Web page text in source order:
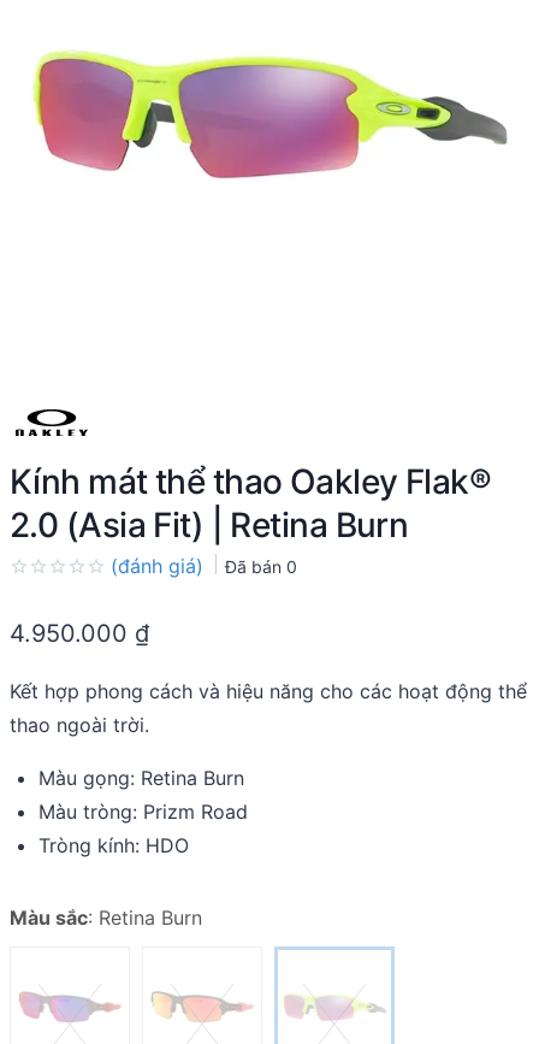
Kính mát thể thao Oakley Flak®
2.0 (Asia Fit) | Retina Burn
out
(đánh giá) Đã bán 0
4.950.000 ₫
Kết hợp phong cách và hiệu năng cho các hoạt động thể
thao ngoài trời.
Màu gọng: Retina Burn
Màu tròng: Prizm Road
Tròng kính: HDO
Màu sắc: Retina Burn